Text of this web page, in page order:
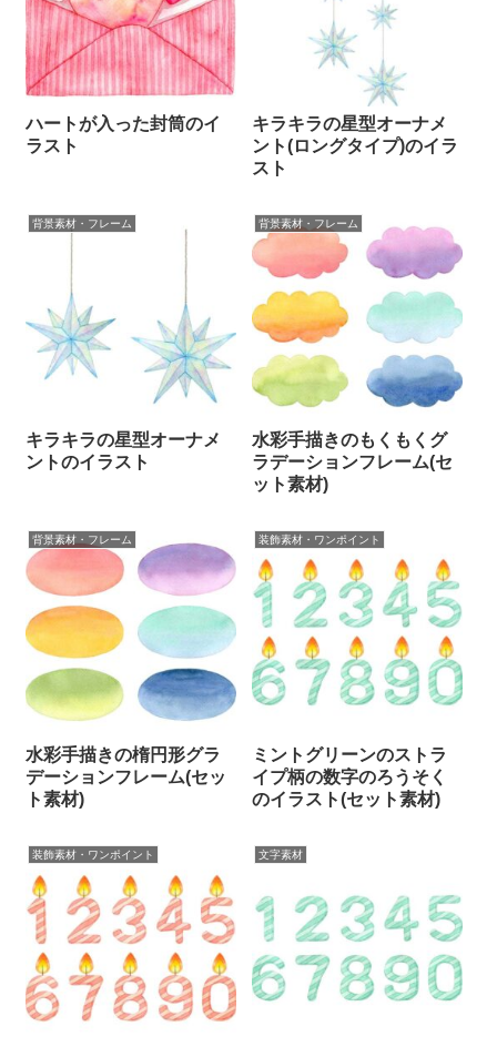
ハートが入った封筒のイ
ラスト
キラキラの星型オーナメ
ント(ロングタイプ)のイラ
スト
背景素材・フレーム
キラキラの星型オーナメ
ントのイラスト
背景素材・フレーム
水彩手描きのもくもくグ
ラデーションフレーム(セ
ット素材)
背景素材・フレーム
水彩手描きの楕円形グラ
デーションフレーム(セッ
ト素材)
装飾素材・ワンポイント
ミントグリーンのストラ
イプ柄の数字のろうそく
のイラスト(セット素材)
装飾素材・ワンポイント 文字素材